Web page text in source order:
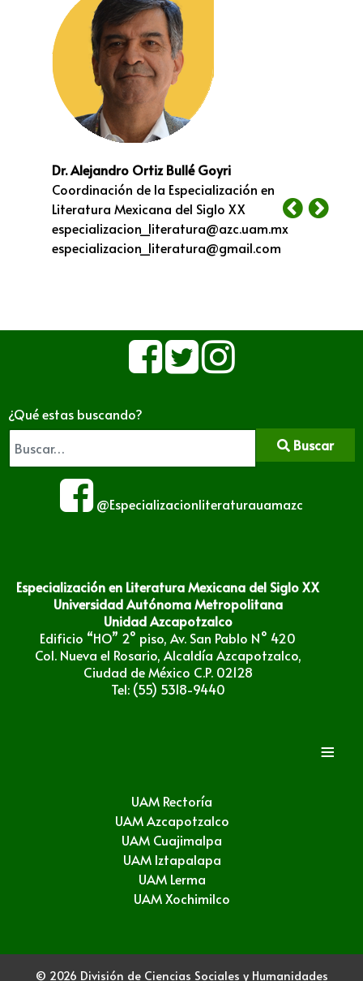
Dr. Alejandro Ortiz Bullé Goyri
Coordinación de la Especialización en
Literatura Mexicana del Siglo XX
especializacion_literatura@azc.uam.mx
especializacion_literatura@gmail.com
¿Qué estas buscando?
Buscar
@Especializacionliteraturauamazc
Especialización en Literatura Mexicana del Siglo XX
Universidad Autónoma Metropolitana
Unidad Azcapotzalco
Edificio “HO” 2° piso, Av. San Pablo N° 420
Col. Nueva el Rosario, Alcaldía Azcapotzalco,
Ciudad de México C.P. 02128
Tel: (55) 5318-9440
≡
UAM Rectoría
UAM Azcapotzalco
UAM Cuajimalpa
UAM Iztapalapa
UAM Lerma
UAM Xochimilco
© 2026 División de Ciencias Sociales y Humanidades